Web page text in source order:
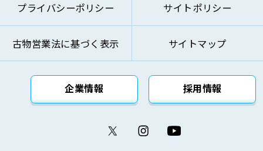
プライバシーポリシー サイトポリシー
古物営業法に基づく表示 サイトマップ
企業情報 採用情報